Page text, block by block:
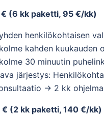
(6 kk paketti, 95 €/kk)
henkilökohtaisen
kahden kuukauden
30 minuutin
järjestys:
-> 2 kk
€ (2 kk paketti, 140 €/kk)